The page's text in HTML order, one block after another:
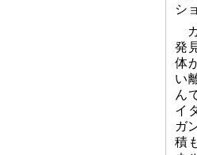
シ
発
体
い
ん
イ
ガ
積